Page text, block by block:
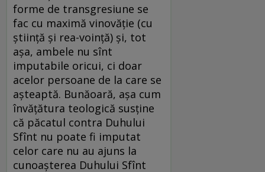
forme de transgresiune se
fac cu maximă vinovăție (cu
știință și rea-voință) și, tot
așa, ambele nu sînt
imputabile oricui, ci doar
acelor persoane de la care se
așteaptă. Bunăoară, așa cum
învățătura teologică susține
că păcatul contra Duhului
Sfînt nu poate fi imputat
celor care nu au ajuns la
cunoașterea Duhului Sfînt